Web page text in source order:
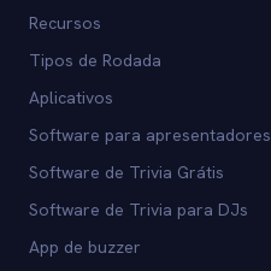
Recursos
Tipos de Rodada
Aplicativos
Software para apresentadores
Software de Trivia Grátis
Software de Trivia para DJs
App de buzzer